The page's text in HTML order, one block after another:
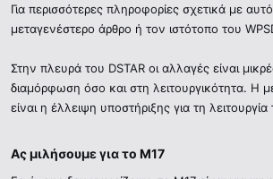
Για περισσότερες πληροφορίες σχετικά με
μεταγενέστερο άρθρο ή τον ιστότοπο του
Στην πλευρά του DSTAR οι αλλαγές είναι
διαμόρφωση όσο και στη λειτουργικότητα. Η
είναι η έλλειψη υποστήριξης για τη λειτουργία
Ας μιλήσουμε για το M17​